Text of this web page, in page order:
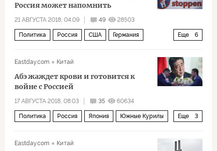
Россия может напомнить
21 АВГУСТА 2018, 04:09 49 28503
Еще 6
Политика Россия США Германия
Урсула фон дер Ляйен
оборона российское влияние
Eastday.com Китай
Абэ жаждет крови и готовится к
войне с Россией
17 АВГУСТА 2018, 08:03 35 60634
Еще 3
Политика Россия Япония Южные Курилы
Eastday.com
Китай